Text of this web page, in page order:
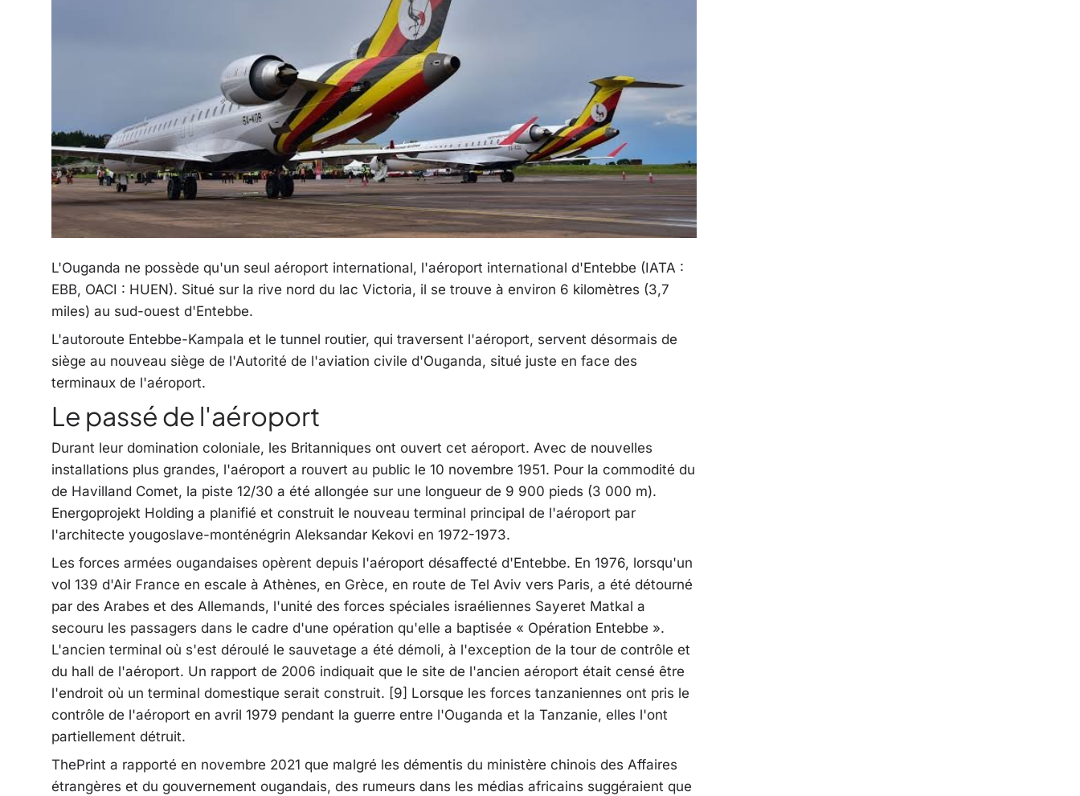
L'Ouganda ne possède qu'un seul aéroport international, l'aéroport international d'Entebbe (IATA :
EBB, OACI : HUEN). Situé sur la rive nord du lac Victoria, il se trouve à environ 6 kilomètres (3,7
miles) au sud-ouest d'Entebbe.
L'autoroute Entebbe-Kampala et le tunnel routier, qui traversent l'aéroport, servent désormais de
siège au nouveau siège de l'Autorité de l'aviation civile d'Ouganda, situé juste en face des
terminaux de l'aéroport.
Le passé de l'aéroport
Durant leur domination coloniale, les Britanniques ont ouvert cet aéroport. Avec de nouvelles
installations plus grandes, l'aéroport a rouvert au public le 10 novembre 1951. Pour la commodité du
de Havilland Comet, la piste 12/30 a été allongée sur une longueur de 9 900 pieds (3 000 m).
Energoprojekt Holding a planifié et construit le nouveau terminal principal de l'aéroport par
l'architecte yougoslave-monténégrin Aleksandar Kekovi en 1972-1973.
Les forces armées ougandaises opèrent depuis l'aéroport désaffecté d'Entebbe. En 1976, lorsqu'un
vol 139 d'Air France en escale à Athènes, en Grèce, en route de Tel Aviv vers Paris, a été détourné
par des Arabes et des Allemands, l'unité des forces spéciales israéliennes Sayeret Matkal a
secouru les passagers dans le cadre d'une opération qu'elle a baptisée « Opération Entebbe ».
L'ancien terminal où s'est déroulé le sauvetage a été démoli, à l'exception de la tour de contrôle et
du hall de l'aéroport. Un rapport de 2006 indiquait que le site de l'ancien aéroport était censé être
l'endroit où un terminal domestique serait construit. [9] Lorsque les forces tanzaniennes ont pris le
contrôle de l'aéroport en avril 1979 pendant la guerre entre l'Ouganda et la Tanzanie, elles l'ont
partiellement détruit.
ThePrint a rapporté en novembre 2021 que malgré les démentis du ministère chinois des Affaires
étrangères et du gouvernement ougandais, des rumeurs dans les médias africains suggéraient que